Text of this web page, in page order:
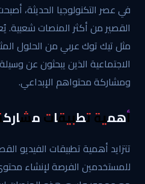
في عصر التكنولوجيا الحديثة،
القصير من أكثر المنصات شعبية.
مثل تيك توك عربي من الحلول
الاجتماعية الذين يبحثون عن
ومشاركة محتواهم الإبداعي.
أهمية تطبيقات
تتزايد أهمية تطبيقات الفيديو
للمستخدمين الفرصة لإنشاء